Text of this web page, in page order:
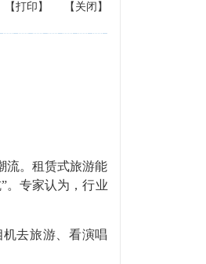
【关闭】
【打印】
。租赁式旅游能
。专家认为，行业
去旅游、看演唱